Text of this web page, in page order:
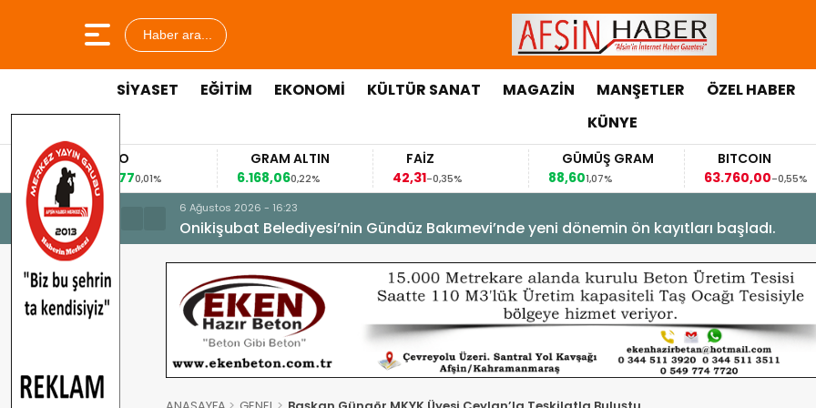
Haber ara...
SİYASET EĞİTİM EKONOMİ KÜLTÜR SANAT MAGAZİN MANŞETLER ÖZEL HABER
KÜNYE
EURO
0,01%
GRAM ALTIN
6.168,06
0,22%
FAİZ
42,31
-0,35%
GÜMÜŞ GRAM
BITCOIN
63.760,00 -0,55%
63,1184
6 Ağustos 2026 - 16:23
Onikişubat Belediyesi’nin Gündüz Bakımevi’nde yeni dönemin ön kayıtları başladı.